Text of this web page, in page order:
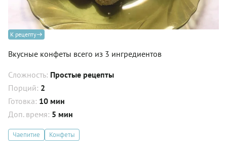
К рецепту
Вкусные конфеты всего из 3 ингредиентов
Сложность: Простые рецепты
Порций: 2
Готовка: 10 мин
Доп. время: 5 мин
Чаепитие Конфеты